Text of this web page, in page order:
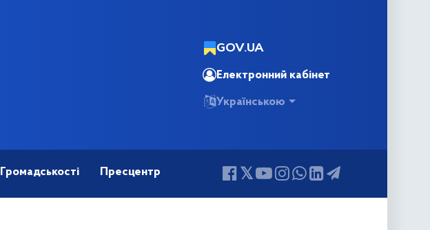
GOV.UA
Електронний кабінет
Українською
Громадськості Пресцентр